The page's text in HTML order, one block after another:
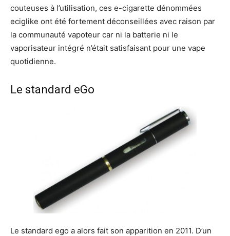
couteuses à l’utilisation, ces e-cigarette dénommées
eciglike ont été fortement déconseillées avec raison par
la communauté vapoteur car ni la batterie ni le
vaporisateur intégré n’était satisfaisant pour une vape
quotidienne.
Le standard eGo
Le standard ego a alors fait son apparition en 2011. D’un